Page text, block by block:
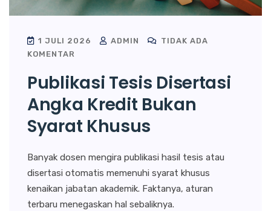
1 JULI 2026 ADMIN
TIDAK ADA
KOMENTAR
Publikasi Tesis Disertasi
Angka Kredit Bukan
Syarat Khusus
Banyak dosen mengira publikasi hasil tesis atau
disertasi otomatis memenuhi syarat khusus
kenaikan jabatan akademik. Faktanya, aturan
terbaru menegaskan hal sebaliknya.